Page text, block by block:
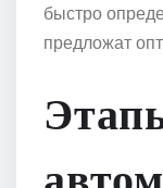
быстро
предложат